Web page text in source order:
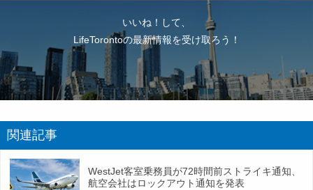
いいね！して、
LifeTorontoの最新情報を受け取ろう！
関連記事
WestJet客室乗務員が72時間前ストライキ通知、
航空会社はロックアウト通知を発表